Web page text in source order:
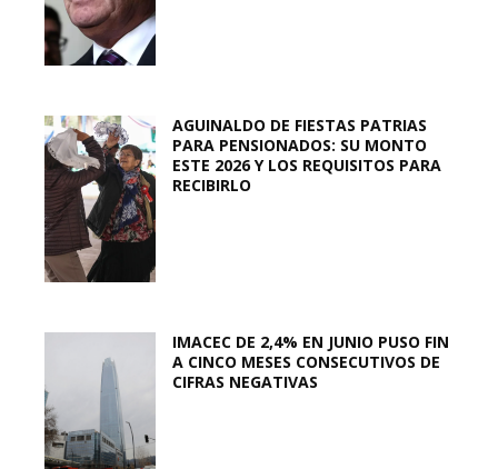
AGUINALDO DE FIESTAS PATRIAS
PARA PENSIONADOS: SU MONTO
ESTE 2026 Y LOS REQUISITOS PARA
RECIBIRLO
IMACEC DE 2,4% EN JUNIO PUSO FIN
A CINCO MESES CONSECUTIVOS DE
CIFRAS NEGATIVAS